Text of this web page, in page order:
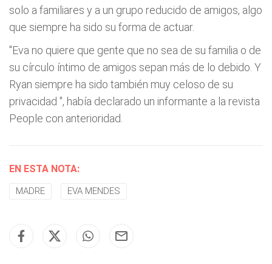
solo a familiares y a un grupo reducido de amigos, algo
que siempre ha sido su forma de actuar.
"Eva no quiere que gente que no sea de su familia o de
su círculo íntimo de amigos sepan más de lo debido. Y
Ryan siempre ha sido también muy celoso de su
privacidad ", había declarado un informante a la revista
People con anterioridad.
EN ESTA NOTA:
MADRE EVA MENDES